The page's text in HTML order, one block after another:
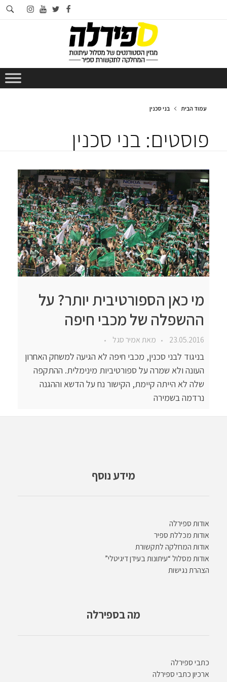
facebook
twitter
youtube
instagram
עמוד הבית בני סכנין
פוסטים: בני סכנין
מי כאן הספורטיבית יותר? על
ההשפלה של מכבי חיפה
23.05.2016 מאתאמיר סגל
בניגוד לבני סכנין, מכבי חיפה לא הגיעה למשחק האחרון
העונה ולא שמרה על ספורטיביות מינימלית. ההתקפה
שלה לא הייתה קיימת, הקישור נח על הדשא וההגנה
נרדמה בשמירה
מידע נוסף
אודות ספירלה
אודות מכללת ספיר
אודות המחלקה לתקשורת
אודות מסלול “עיתונות בעידן דיגיטלי”
הצהרת נגישות
מה בספירלה
כתבי ספירלה
ארכיון כתבי ספירלה